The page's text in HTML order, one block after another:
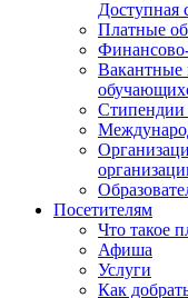
Доступная
Платные
Финансово-
Вакантные
Посетителям
Что такое
Афиша
Услуги
Как